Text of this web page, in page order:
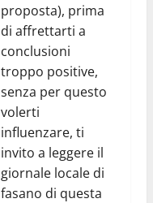
proposta), prima
di affrettarti a
conclusioni
troppo positive,
senza per questo
volerti
influenzare, ti
invito a leggere il
giornale locale di
fasano di questa